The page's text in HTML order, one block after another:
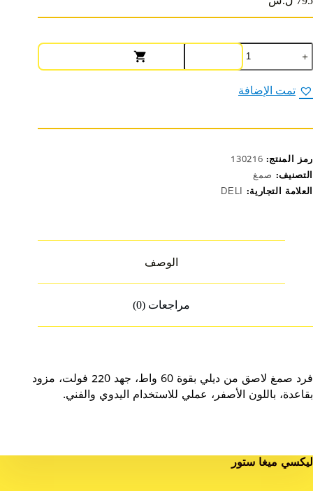
كمية
ديلي
فرد
صمغ
لاصق
مع
قاعدة
أصفر
EA50161
تمت الإضافة
رمز المنتج: 130216
التصنيف: صمغ
العلامة التجارية: DELI
الوصف
مراجعات (0)
فرد صمغ لاصق من ديلي بقوة 60 واط، جهد 220 فولت، مزود
بقاعدة، باللون الأصفر، عملي للاستخدام اليدوي والفني.
ليكسي ميغا ستور